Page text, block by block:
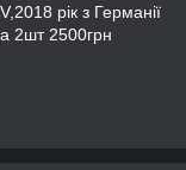
рік з Германії
2шт 2500грн